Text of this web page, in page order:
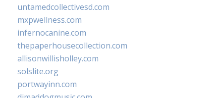
untamedcollectivesd.com
mxpwellness.com
infernocanine.com
thepaperhousecollection.com
allisonwillisholley.com
solslite.org
portwayinn.com